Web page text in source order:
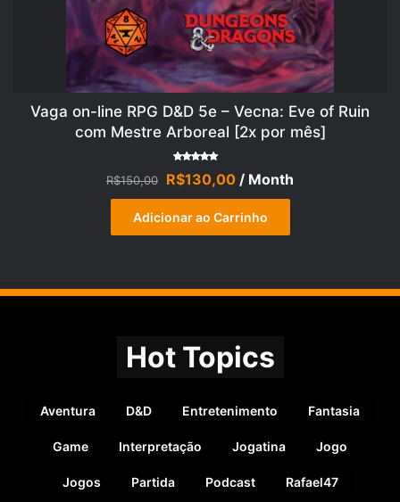
Vaga on-line RPG D&D 5e – Vecna: Eve of Ruin
com Mestre Arboreal [2x por mês]
Avaliação
5.00
R$150,00
O
preço
original
era:
R$130,00O
preço
atual
é:
/ Month
Adicionar ao Carrinho
Hot Topics
Aventura D&D Entretenimento Fantasia
Game Interpretação Jogatina Jogo
Jogos Partida Podcast Rafael47